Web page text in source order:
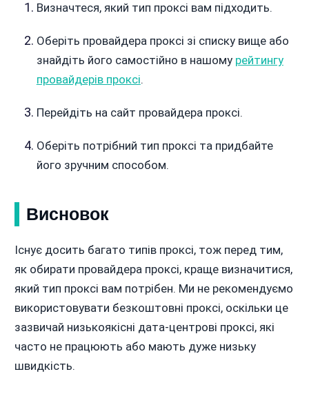
Визначтеся, який тип проксі вам підходить.
Оберіть провайдера проксі зі списку вище або
знайдіть його самостійно в нашому рейтингу
провайдерів проксі.
Перейдіть на сайт провайдера проксі.
Оберіть потрібний тип проксі та придбайте
його зручним способом.
Висновок
Існує досить багато типів проксі, тож перед тим,
як обирати провайдера проксі, краще визначитися,
який тип проксі вам потрібен. Ми не рекомендуємо
використовувати безкоштовні проксі, оскільки це
зазвичай низькоякісні дата-центрові проксі, які
часто не працюють або мають дуже низьку
швидкість.